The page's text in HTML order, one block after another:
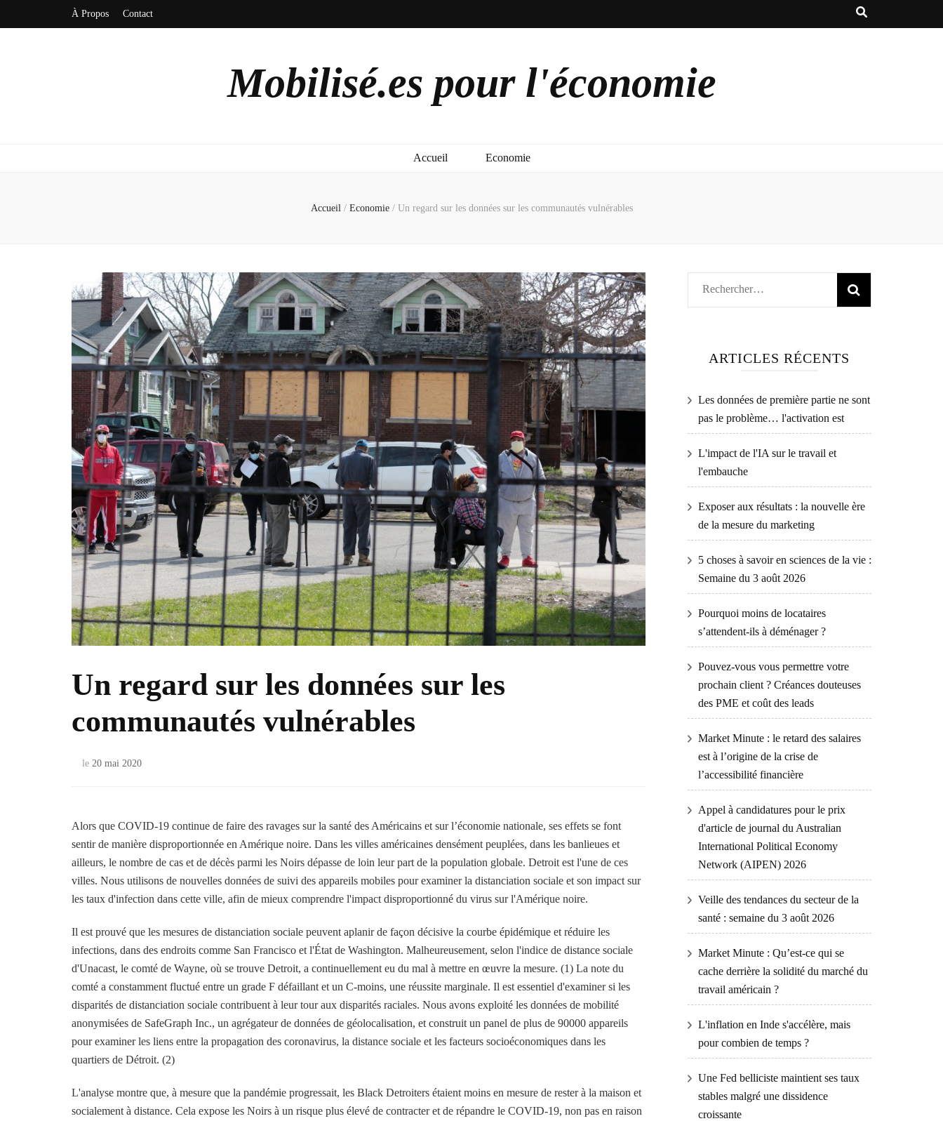
À Propos Contact
Mobilisé.es pour l'économie
Accueil Economie
Accueil / Economie / Un regard sur les données sur les communautés vulnérables
Un regard sur les données sur les
communautés vulnérables
le 20 mai 2020
Alors que COVID-19 continue de faire des ravages sur la santé des Américains et sur l’économie nationale, ses effets se font
sentir de manière disproportionnée en Amérique noire. Dans les villes américaines densément peuplées, dans les banlieues et
ailleurs, le nombre de cas et de décès parmi les Noirs dépasse de loin leur part de la population globale. Detroit est l'une de ces
villes. Nous utilisons de nouvelles données de suivi des appareils mobiles pour examiner la distanciation sociale et son impact sur
les taux d'infection dans cette ville, afin de mieux comprendre l'impact disproportionné du virus sur l'Amérique noire.
Il est prouvé que les mesures de distanciation sociale peuvent aplanir de façon décisive la courbe épidémique et réduire les
infections, dans des endroits comme San Francisco et l'État de Washington. Malheureusement, selon l'indice de distance sociale
d'Unacast, le comté de Wayne, où se trouve Detroit, a continuellement eu du mal à mettre en œuvre la mesure. (1) La note du
comté a constamment fluctué entre un grade F défaillant et un C-moins, une réussite marginale. Il est essentiel d'examiner si les
disparités de distanciation sociale contribuent à leur tour aux disparités raciales. Nous avons exploité les données de mobilité
anonymisées de SafeGraph Inc., un agrégateur de données de géolocalisation, et construit un panel de plus de 90000 appareils
pour examiner les liens entre la propagation des coronavirus, la distance sociale et les facteurs socioéconomiques dans les
quartiers de Détroit. (2)
L'analyse montre que, à mesure que la pandémie progressait, les Black Detroiters étaient moins en mesure de rester à la maison et
socialement à distance. Cela expose les Noirs à un risque plus élevé de contracter et de répandre le COVID-19, non pas en raison
Rechercher :
ARTICLES RÉCENTS
Les données de première partie ne sont
pas le problème… l'activation est
L'impact de l'IA sur le travail et
l'embauche
Exposer aux résultats : la nouvelle ère
de la mesure du marketing
5 choses à savoir en sciences de la vie :
Semaine du 3 août 2026
Pourquoi moins de locataires
s’attendent-ils à déménager ?
Pouvez-vous vous permettre votre
prochain client ? Créances douteuses
des PME et coût des leads
Market Minute : le retard des salaires
est à l’origine de la crise de
l’accessibilité financière
Appel à candidatures pour le prix
d'article de journal du Australian
International Political Economy
Network (AIPEN) 2026
Veille des tendances du secteur de la
santé : semaine du 3 août 2026
Market Minute : Qu’est-ce qui se
cache derrière la solidité du marché du
travail américain ?
L'inflation en Inde s'accélère, mais
pour combien de temps ?
Une Fed belliciste maintient ses taux
stables malgré une dissidence
croissante